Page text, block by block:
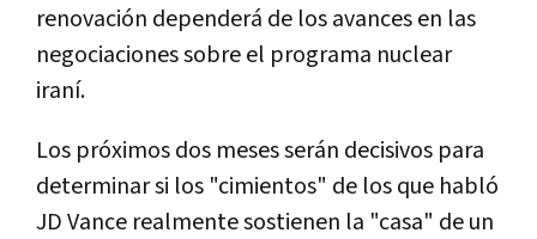
renovación dependerá de los avances en las
negociaciones sobre el programa nuclear
iraní.
Los próximos dos meses serán decisivos para
determinar si los "cimientos" de los que habló
JD Vance realmente sostienen la "casa" de un